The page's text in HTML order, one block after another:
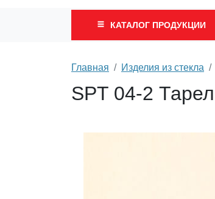
КАТАЛОГ ПРОДУКЦИИ
Главная Изделия из стекла
SPT 04-2